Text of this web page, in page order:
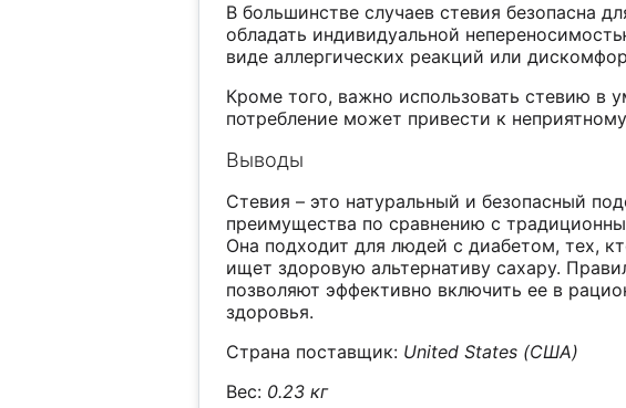
В большинстве случаев стевия безопасна
обладать индивидуальной
виде аллергических реакций или
Кроме того, важно использовать стевию в
потребление может привести к
Выводы
Стевия – это натуральный и безопасный
преимущества по сравнению с
Она подходит для людей с диабетом, тех,
ищет здоровую альтернативу сахару.
позволяют эффективно включить ее в
здоровья.
Страна поставщик: United States (США)
Вес: 0.23 кг